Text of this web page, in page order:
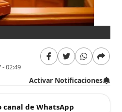
- 02:49
Activar Notificaciones
canal de WhatsApp